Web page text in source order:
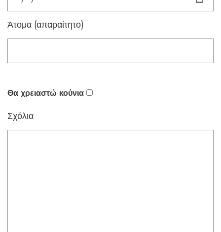
Άτομα (απαραίτητο)
Θα χρειαστώ κούνια
Σχόλια